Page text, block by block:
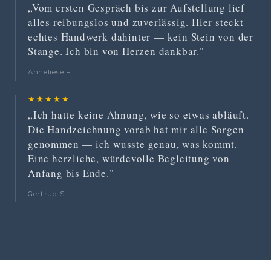
„Vom ersten Gespräch bis zur Aufstellung lief
alles reibungslos und zuverlässig. Hier steckt
echtes Handwerk dahinter — kein Stein von der
Stange. Ich bin von Herzen dankbar."
Anneliese F.
★★★★★
„Ich hatte keine Ahnung, wie so etwas abläuft.
Die Handzeichnung vorab hat mir alle Sorgen
genommen — ich wusste genau, was kommt.
Eine herzliche, würdevolle Begleitung von
Anfang bis Ende."
Gertrud S.